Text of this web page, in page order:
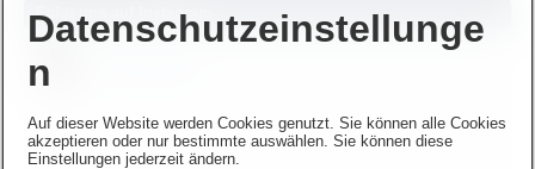
Folgt uns auf Instagram
Datenschutzeinstellunge
n
Auf dieser Website werden Cookies genutzt. Sie können alle Cookies
akzeptieren oder nur bestimmte auswählen. Sie können diese
Einstellungen jederzeit ändern.